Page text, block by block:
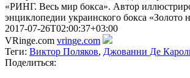
«РИНГ. Весь мир бокса». Автор
энциклопедии украинского бокса «Золото
2017-07-26T02:00:37+03:00
VRinge.com vringe.com
Теги: Виктор Поляков, Джованни Де
Поделиться: